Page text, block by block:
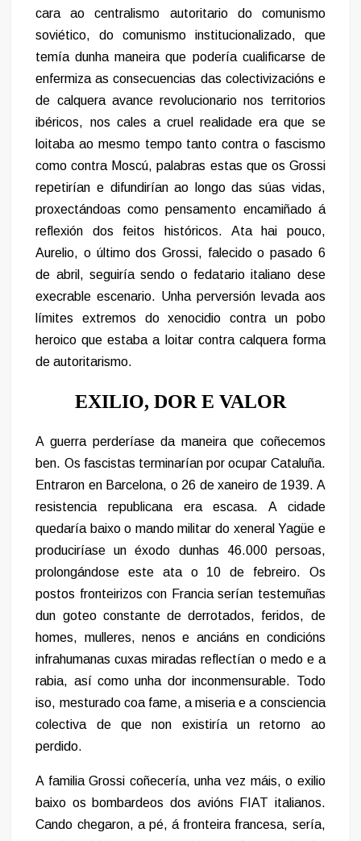
cara ao centralismo autoritario do comunismo
soviético, do comunismo institucionalizado, que
temía dunha maneira que podería cualificarse de
enfermiza as consecuencias das colectivizacións e
de calquera avance revolucionario nos territorios
ibéricos, nos cales a cruel realidade era que se
loitaba ao mesmo tempo tanto contra o fascismo
como contra Moscú, palabras estas que os Grossi
repetirían e difundirían ao longo das súas vidas,
proxectándoas como pensamento encamiñado á
reflexión dos feitos históricos. Ata hai pouco,
Aurelio, o último dos Grossi, falecido o pasado 6
de abril, seguiría sendo o fedatario italiano dese
execrable escenario. Unha perversión levada aos
límites extremos do xenocidio contra un pobo
heroico que estaba a loitar contra calquera forma
de autoritarismo.
EXILIO, DOR E VALOR
A guerra perderíase da maneira que coñecemos
ben. Os fascistas terminarían por ocupar Cataluña.
Entraron en Barcelona, o 26 de xaneiro de 1939. A
resistencia republicana era escasa. A cidade
quedaría baixo o mando militar do xeneral Yagüe e
produciríase un éxodo dunhas 46.000 persoas,
prolongándose este ata o 10 de febreiro. Os
postos fronteirizos con Francia serían testemuñas
dun goteo constante de derrotados, feridos, de
homes, mulleres, nenos e anciáns en condicións
infrahumanas cuxas miradas reflectían o medo e a
rabia, así como unha dor inconmensurable. Todo
iso, mesturado coa fame, a miseria e a consciencia
colectiva de que non existiría un retorno ao
perdido.
A familia Grossi coñecería, unha vez máis, o exilio
baixo os bombardeos dos avións FIAT italianos.
Cando chegaron, a pé, á fronteira francesa, sería,